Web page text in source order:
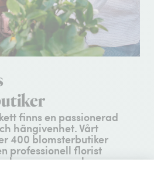
finns en passionerad
hängivenhet. Vårt
400 blomsterbutiker
professionell florist
komponerar och
för hand, just för